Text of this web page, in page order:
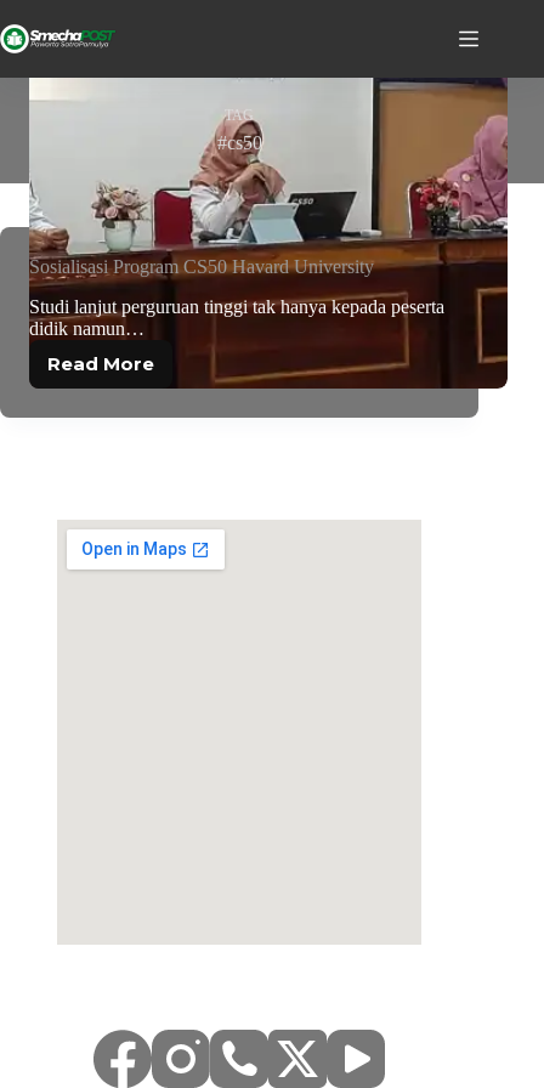
TAG
#cs50
Sosialisasi Program CS50 Havard University
Studi lanjut perguruan tinggi tak hanya kepada peserta
didik namun…
Read More